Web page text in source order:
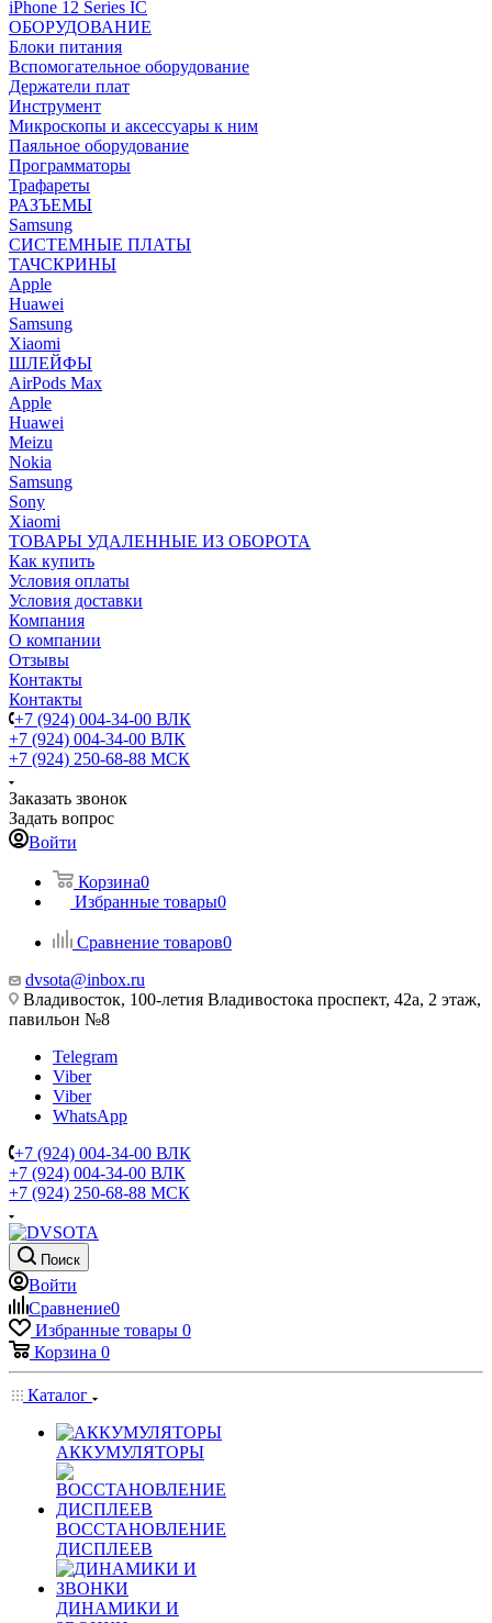
iPhone 12 Series IC
ОБОРУДОВАНИЕ
Блоки питания
Вспомогательное оборудование
Держатели плат
Инструмент
Микроскопы и аксессуары к ним
Паяльное оборудование
Программаторы
Трафареты
РАЗЪЕМЫ
Samsung
СИСТЕМНЫЕ ПЛАТЫ
ТАЧСКРИНЫ
Apple
Huawei
Samsung
Xiaomi
ШЛЕЙФЫ
AirPods Max
Apple
Huawei
Meizu
Nokia
Samsung
Sony
Xiaomi
ТОВАРЫ УДАЛЕННЫЕ ИЗ ОБОРОТА
Как купить
Условия оплаты
Условия доставки
Компания
О компании
Отзывы
Контакты
Контакты
+7 (924) 004-34-00 ВЛК
+7 (924) 004-34-00 ВЛК
+7 (924) 250-68-88 МСК
Заказать звонок
Задать вопрос
Войти
Корзина0
Избранные товары0
Сравнение товаров0
dvsota@inbox.ru
Владивосток, 100-летия Владивостока проспект, 42а, 2 этаж,
павильон №8
Telegram
Viber
Viber
WhatsApp
+7 (924) 004-34-00 ВЛК
+7 (924) 004-34-00 ВЛК
+7 (924) 250-68-88 МСК
Поиск
Войти
Сравнение0
Избранные товары 0
Корзина 0
Каталог
АККУМУЛЯТОРЫ
ВОССТАНОВЛЕНИЕ
ДИСПЛЕЕВ
ДИНАМИКИ И